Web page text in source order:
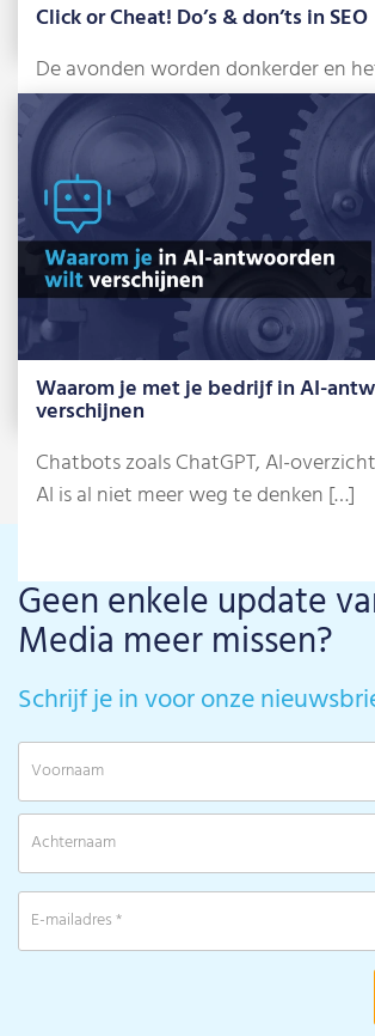
Click or Cheat! Do’s & don’ts in SEO
De avonden worden donkerder en
griezelfeest staat alweer voor de
[…]
Waarom je met je bedrijf in AI-
verschijnen
Chatbots zoals ChatGPT, AI-
AI is al niet meer weg te denken […]
Geen enkele update
Media meer missen?
Schrijf je in voor onze